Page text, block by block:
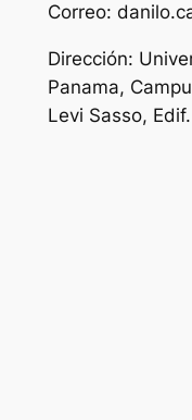
Correo:
Dirección:
Panama,
Levi Sasso,